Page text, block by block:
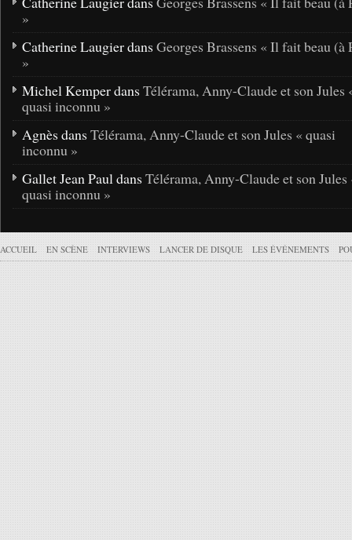
»
Catherine Laugier dans Georges Brassens « Il fait beau (à
»
Michel Kemper dans Télérama, Anny-Claude et son Jules
quasi inconnu »
Agnès dans Télérama, Anny-Claude et son Jules « quasi
inconnu »
Gallet Jean Paul dans Télérama, Anny-Claude et son Jules
quasi inconnu »
ACCUEIL EN SCÈNE INTERVIEWS LANCER DE DISQUE LES ÉVÉNEMENTS